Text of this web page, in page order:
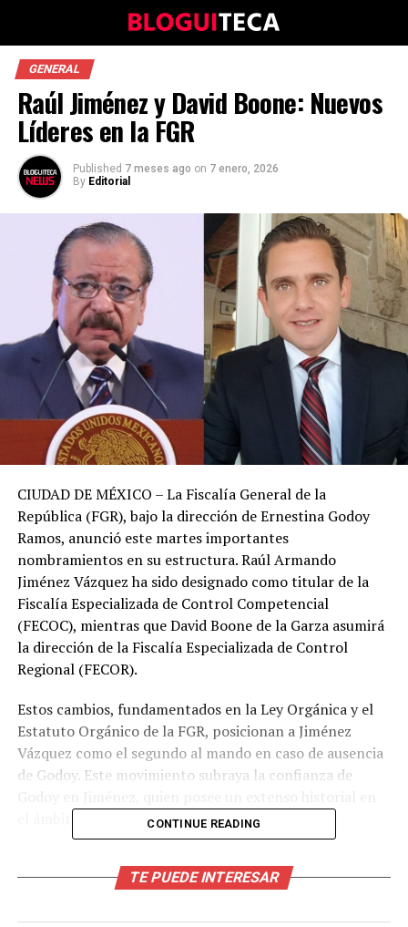
GENERAL
Raúl Jiménez y David Boone: Nuevos
Líderes en la FGR
Published 7 meses ago on 7 enero, 2026
By Editorial
CIUDAD DE MÉXICO – La Fiscalía General de la
República (FGR), bajo la dirección de Ernestina Godoy
Ramos, anunció este martes importantes
nombramientos en su estructura. Raúl Armando
Jiménez Vázquez ha sido designado como titular de la
Fiscalía Especializada de Control Competencial
(FECOC), mientras que David Boone de la Garza asumirá
la dirección de la Fiscalía Especializada de Control
Regional (FECOR).
Estos cambios, fundamentados en la Ley Orgánica y el
Estatuto Orgánico de la FGR, posicionan a Jiménez
Vázquez como el segundo al mando en caso de ausencia
de Godoy. Este movimiento subraya la confianza de
el ámbito jurídico y administrativo.
Raúl Jiménez Vázquez: Un perfil
CONTINUE READING
TE PUEDE INTERESAR